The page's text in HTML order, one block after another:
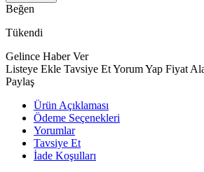
Beğen
Tükendi
Gelince Haber Ver
Listeye Ekle Tavsiye EtYorum Yap Fiyat
Paylaş
Ürün Açıklaması
Ödeme Seçenekleri
Yorumlar
Tavsiye Et
İade Koşulları